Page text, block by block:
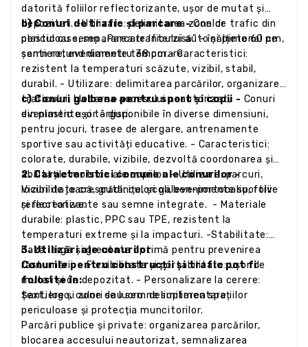
datorită foliilor reflectorizante, ușor de mutat și
depozitat. -Utilizare: delimitarea zonelor
periculoase, separarea traficului auto și pietonal pe
șantiere, evenimente temporare.
b) Conuri de trafic și parcare -Con de trafic din
plastic cu semn „Parcare Interzisă” – înălțime 60 cm,
semn rotund diametru 38 cm.- Caracteristici:
rezistent la temperaturi scăzute, vizibil, stabil,
durabil. - Utilizare: delimitarea parcărilor, organizarea
traficului, blocarea accesului neautorizat,
evenimente și târguri.
c) Conuri galbene pentru sport și copii - Conuri
din plastic ușor – disponibile în diverse dimensiuni,
pentru jocuri, trasee de alergare, antrenamente
sportive sau activități educative. - Caracteristici:
colorate, durabile, vizibile, dezvoltă coordonarea și
abilitățile motrice ale copiilor. - Utilizare: parcuri,
locuri de joacă, grădinițe, școli, evenimente sportive
și recreative.
2. Caracteristici comune ale conurilor -
Vizibilitate crescută: culori galben-portocaliu, folii
reflectorizante sau semne integrate. - Materiale
durabile: plastic, PPC sau TPE, rezistent la
temperaturi extreme și la impacturi. -Stabilitate:
bază largă și greutate optimă pentru prevenirea
răsturnării. - Flexibilitate și portabilitate: ușor de
mutat și de depozitat. - Personalizare la cerere:
text, logo, culori sau semne suplimentare.
3. Utilizări ale conurilor
Conurile pentru construcții și trafic pot fi
folosite în:
Șantiere și zone de lucru: delimitarea spațiilor
periculoase și protecția muncitorilor.
Parcări publice și private: organizarea parcărilor,
blocarea accesului neautorizat, semnalizarea